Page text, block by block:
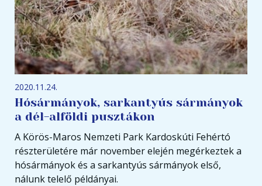
2020.11.24.
Hósármányok, sarkantyús sármányok
a dél-alföldi pusztákon
A Körös-Maros Nemzeti Park Kardoskúti Fehértó
részterületére már november elején megérkeztek a
hósármányok és a sarkantyús sármányok első,
nálunk telelő példányai.